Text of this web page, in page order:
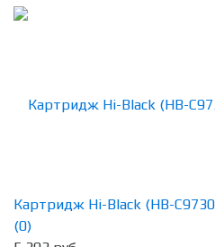
Картридж Hi-Black (HB-
(0)